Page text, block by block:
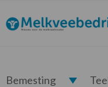
de
hoofdnavigatie
de
hoofd
de
eerste
de
voettekst
Melkveebedrijf.nl
Bemesting